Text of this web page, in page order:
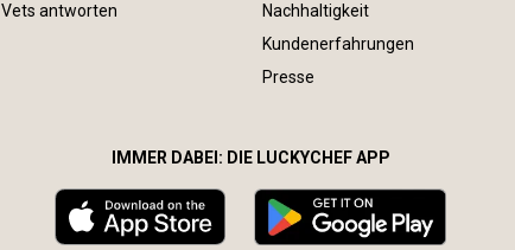
Vets antworten
Nachhaltigkeit
Kundenerfahrungen
Presse
IMMER DABEI: DIE LUCKYCHEF APP